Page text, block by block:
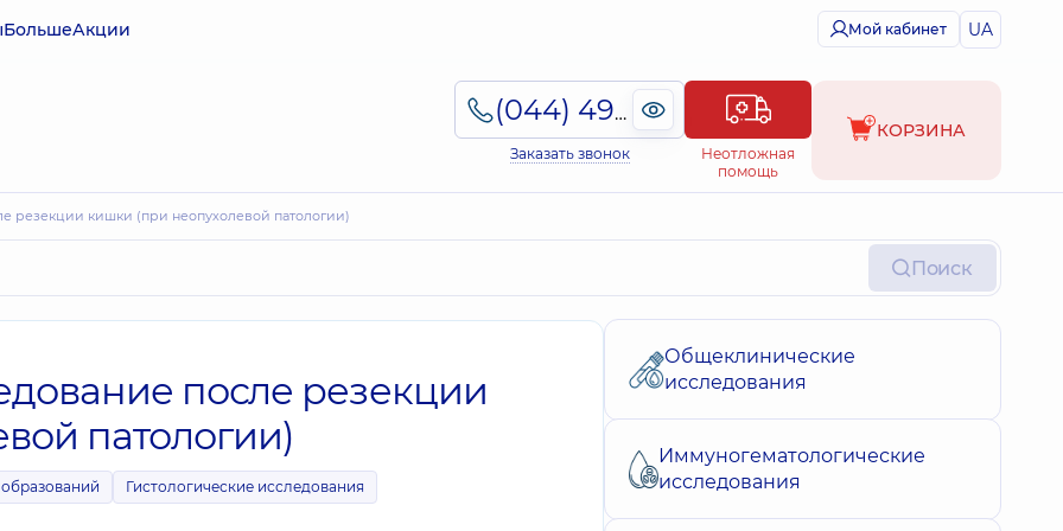
БольшеАкции Мой кабинет UA
(044) 495-2-888
Заказать звонок
Неотложная
помощь
КОРЗИНА
резекции кишки (при неопухолевой патологии)
Поиск
после резекции
патологии)
Гистологические исследования
Общеклинические
исследования
Иммуногематологические
исследования